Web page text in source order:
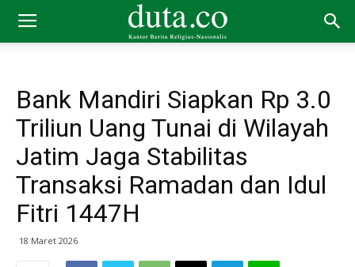
Bank Mandiri Siapkan Rp 3.0
Triliun Uang Tunai di Wilayah
Jatim Jaga Stabilitas
Transaksi Ramadan dan Idul
Fitri 1447H
18 Maret 2026